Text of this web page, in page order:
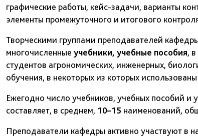
графические работы, кейс-задачи, варианты
элементы промежуточного и итогового
Творческими группами преподавателей
многочисленные учебники, учебные пособия,
студентов агрономических, инженерных,
обучения, в некоторых из которых
Ежегодно число учебников, учебных пособий
составляет, в среднем, 10–15 наименований,
Преподаватели кафедры активно участвуют в